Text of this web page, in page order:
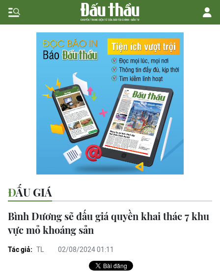
ĐẤU GIÁ
Bình Dương sẽ đấu giá quyền khai thác 7 khu
vực mỏ khoáng sản
Tác giả: TL 02/08/2024 01:11